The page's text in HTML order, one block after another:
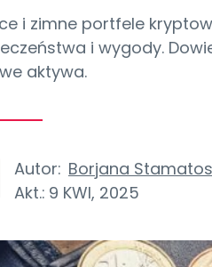
i zimne portfele
i wygody.
aktywa.
Autor: Borjana
Akt.: 9 KWI, 2025